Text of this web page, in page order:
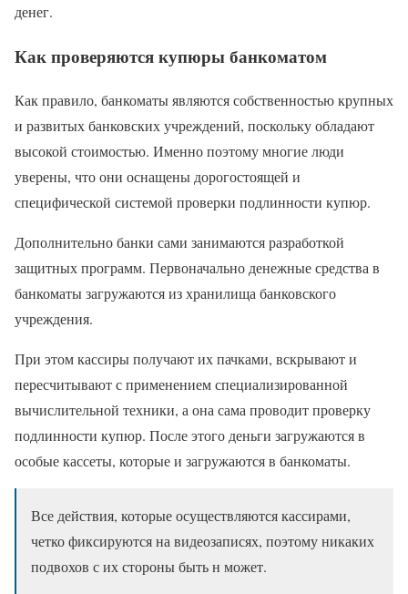
денег.
Как проверяются купюры банкоматом
Как правило, банкоматы являются собственностью крупных
и развитых банковских учреждений, поскольку обладают
высокой стоимостью. Именно поэтому многие люди
уверены, что они оснащены дорогостоящей и
специфической системой проверки подлинности купюр.
Дополнительно банки сами занимаются разработкой
защитных программ. Первоначально денежные средства в
банкоматы загружаются из хранилища банковского
учреждения.
При этом кассиры получают их пачками, вскрывают и
пересчитывают с применением специализированной
вычислительной техники, а она сама проводит проверку
подлинности купюр. После этого деньги загружаются в
особые кассеты, которые и загружаются в банкоматы.
Все действия, которые осуществляются кассирами,
четко фиксируются на видеозаписях, поэтому никаких
подвохов с их стороны быть н может.